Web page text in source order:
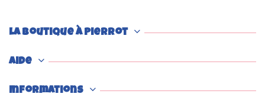
La boutique à Pierrot
Aide
Informations